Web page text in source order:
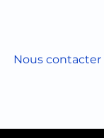
Nous contacter